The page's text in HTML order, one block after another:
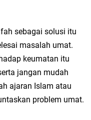
sebagai solusi itu
masalah umat.
keumatan itu
jangan mudah
ajaran Islam atau
problem umat.